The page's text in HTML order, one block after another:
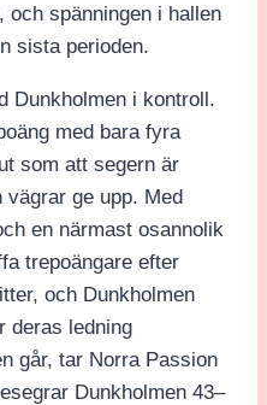
och spänningen i hallen
sista perioden.
Dunkholmen i kontroll.
med bara fyra
som att segern är
ge upp. Med
en närmast osannolik
trepoängare efter
och Dunkholmen
deras ledning
går, tar Norra Passion
Dunkholmen 43–